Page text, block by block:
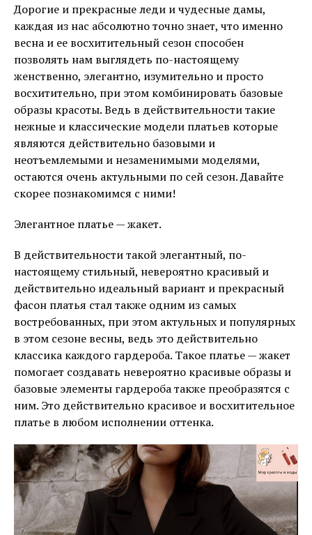
Дорогие и прекрасные леди и чудесные дамы,
каждая из нас абсолютно точно знает, что именно
весна и ее восхитительный сезон способен
позволять нам выглядеть по-настоящему
женственно, элегантно, изумительно и просто
восхитительно, при этом комбинировать базовые
образы красоты. Ведь в действительности такие
нежные и классические модели платьев которые
являются действительно базовыми и
неотъемлемыми и незаменимыми моделями,
остаются очень актульными по сей сезон. Давайте
скорее познакомимся с ними!
Элегантное платье — жакет.
В действительности такой элегантный, по-
настоящему стильный, невероятно красивый и
действительно идеальный вариант и прекрасный
фасон платья стал также одним из самых
востребованных, при этом актульных и популярных
в этом сезоне весны, ведь это действительно
классика каждого гардероба. Такое платье — жакет
помогает создавать невероятно красивые образы и
базовые элементы гардероба также преобразятся с
ним. Это действительно красивое и восхитительное
платье в любом исполнении оттенка.